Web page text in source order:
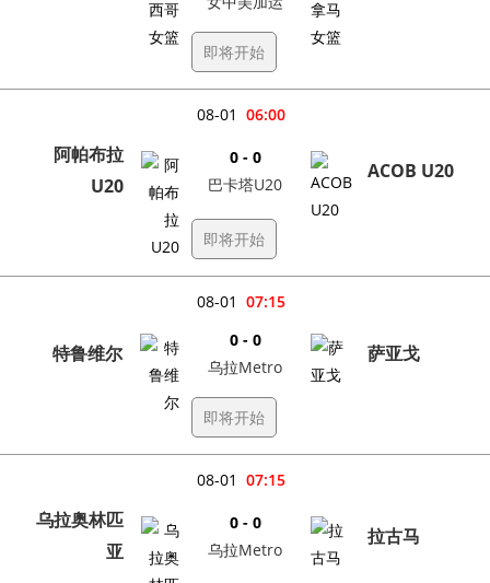
即将开始
06:00
08-01
阿帕布拉
U20
0 - 0
巴卡塔U20
ACOB U20
即将开始
07:15
08-01
特鲁维尔
0 - 0
乌拉Metro
萨亚戈
即将开始
07:15
08-01
乌拉奥林匹
亚
0 - 0
乌拉Metro
拉古马